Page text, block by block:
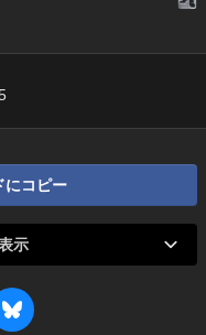
にコピー
示